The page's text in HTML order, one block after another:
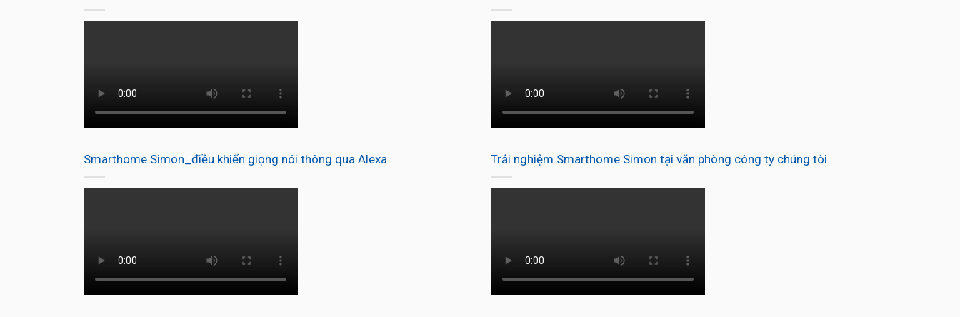
Smarthome Simon_điều khiển giọng nói thông qua Alexa Trải nghiệm Smarthome Simon tại văn phòng công ty chúng tôi